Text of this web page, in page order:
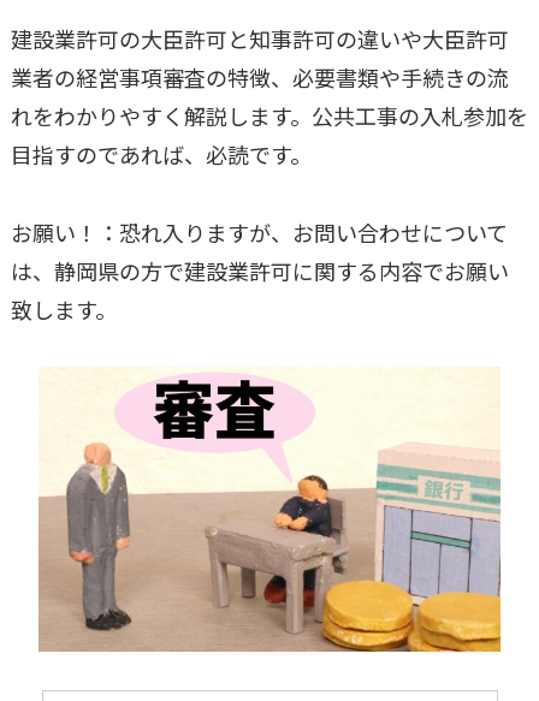
建設業許可の大臣許可と知事許可の違いや大臣許可
業者の経営事項審査の特徴、必要書類や手続きの流
れをわかりやすく解説します。公共工事の入札参加を
目指すのであれば、必読です。
お願い！：恐れ入りますが、お問い合わせについて
は、静岡県の方で建設業許可に関する内容でお願い
致します。